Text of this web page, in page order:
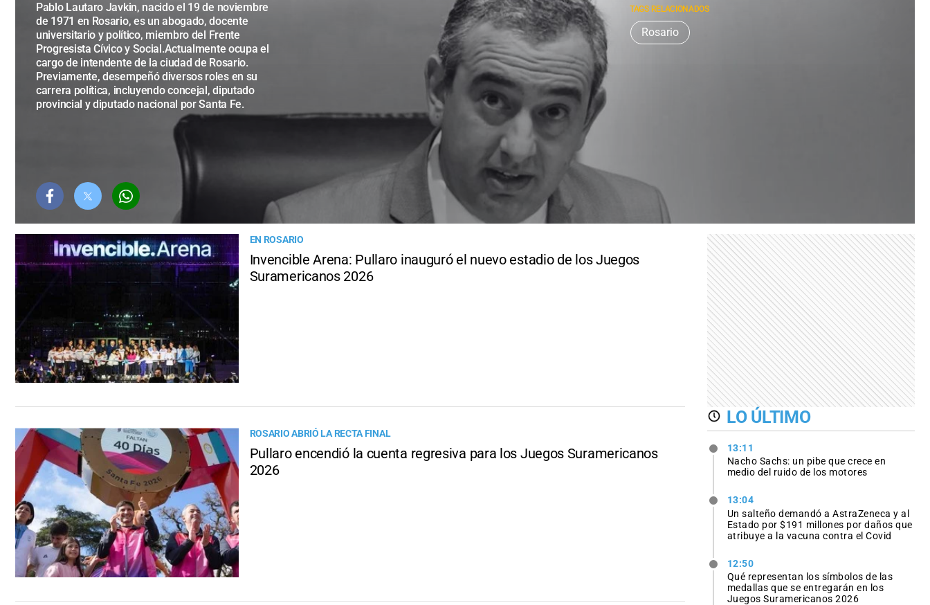
Pablo Lautaro Javkin, nacido el 19 de noviembre
de 1971 en Rosario, es un abogado, docente
universitario y político, miembro del Frente
Progresista Cívico y Social.Actualmente ocupa el
cargo de intendente de la ciudad de Rosario.
Previamente, desempeñó diversos roles en su
carrera política, incluyendo concejal, diputado
provincial y diputado nacional por Santa Fe.
TAGS RELACIONADOS
Rosario
EN ROSARIO
Invencible Arena: Pullaro inauguró el nuevo estadio de los Juegos
Suramericanos 2026
ROSARIO ABRIÓ LA RECTA FINAL
Pullaro encendió la cuenta regresiva para los Juegos Suramericanos
2026
LO ÚLTIMO
13:11
Nacho Sachs: un pibe que crece en
medio del ruido de los motores
13:04
Un salteño demandó a AstraZeneca y al
Estado por $191 millones por daños que
atribuye a la vacuna contra el Covid
12:50
Qué representan los símbolos de las
medallas que se entregarán en los
Juegos Suramericanos 2026